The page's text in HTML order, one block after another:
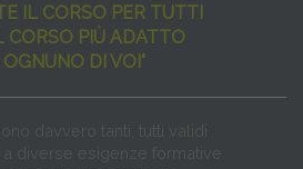
IL CORSO PER TUTTI
CORSO PIÙ ADATTO
OGNUNO DI VOI"
davvero tanti, tutti validi
diverse esigenze formative